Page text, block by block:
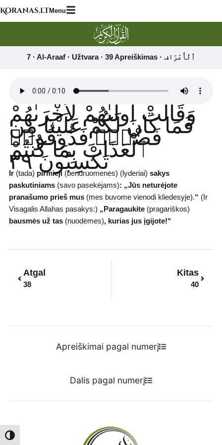
Toggle High Contrast
Skip
to
Koranas.ltMenu
وَقَالَتْ أُولَىٰهُمْ لِأُخْرَىٰهُمْ
فَمَا كَانَ لَكُمْ عَلَيْنَا مِن
فَضْلٍۢ فَذُوقُوا۟
ٱلْعَذَابَ بِمَا كُنتُمْ
تَكْسِبُونَ ٣٩ Ir(tada) pirmieji (bendruomenės) (lyderiai) sakys
paskutiniams(savo pasekėjams): „Jūs neturėjote
pranašumo prieš mus(mes buvome vienodi kliedesyje).“ (Ir
Visagalis Allahas pasakys:) „Paragaukite(pragariškos)
bausmės už tas(nuodėmes), kurias jus įgijote!“
Atgal
38
Kitas
40
Apreiškimai pagal numerį
Dalis pagal numerį